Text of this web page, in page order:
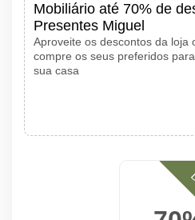
Mobiliário até 70% de
Presentes Miguel
Aproveite os descontos da loja
compre os seus preferidos
sua casa